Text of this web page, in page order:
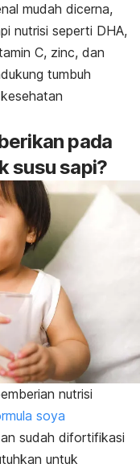
mudah dicerna,
nutrisi seperti DHA,
C, zinc, dan
tumbuh
pada
susu sapi?
nutrisi
soya
sudah difortifikasi
untuk